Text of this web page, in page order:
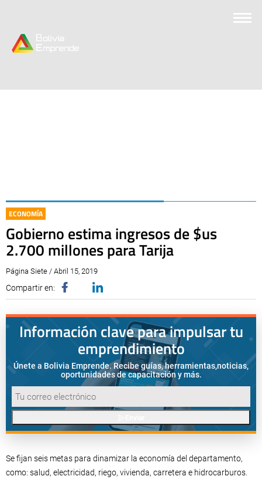
ECONOMÍA
Gobierno estima ingresos de $us
2.700 millones para Tarija
Página Siete / Abril 15, 2019
Compartir en:
Información clave para impulsar tu
emprendimiento
Únete a Bolivia Emprende. Recibe guías, herramientas,noticias,
oportunidades de capacitación y más.
Se fijan seis metas para dinamizar la economía del departamento,
como: salud, electricidad, riego, vivienda, carretera e hidrocarburos.